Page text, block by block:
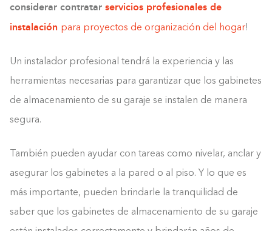
considerar contratar servicios profesionales de
instalación para proyectos de organización del hogar!
Un instalador profesional tendrá la experiencia y las
herramientas necesarias para garantizar que los gabinetes
de almacenamiento de su garaje se instalen de manera
segura.
También pueden ayudar con tareas como nivelar, anclar y
asegurar los gabinetes a la pared o al piso. Y lo que es
más importante, pueden brindarle la tranquilidad de
saber que los gabinetes de almacenamiento de su garaje